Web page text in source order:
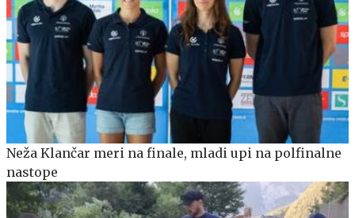
Neža Klančar meri na finale, mladi upi na polfinalne
nastope